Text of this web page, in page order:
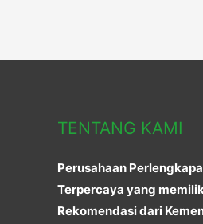
TENTANG KAMI
Perusahaan
Terpercaya yang
Rekomendasi dari